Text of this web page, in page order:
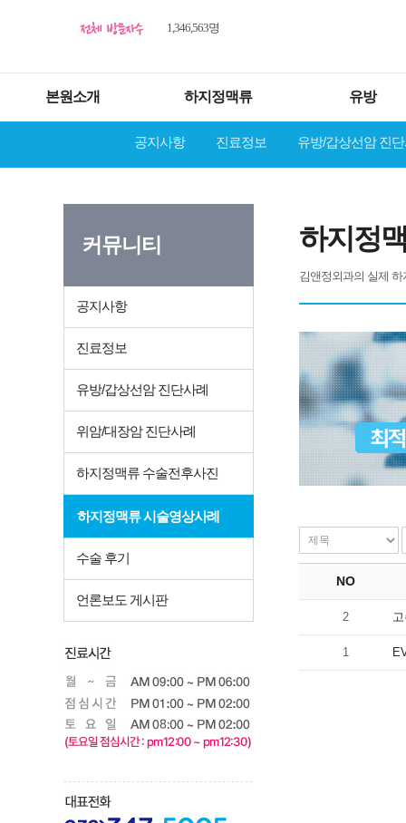
1,346,563명
본원소개 하지정맥류 유방
공지사항 진료정보 유방/갑상선암 진
커뮤니티
공지사항
진료정보
유방/갑상선암 진단사례
위암/대장암 진단사례
하지정맥류 수술전후사진
하지정맥류 시술영상사례
수술 후기
언론보도 게시판
하지정
김앤정외과의 실제
NO
2
1